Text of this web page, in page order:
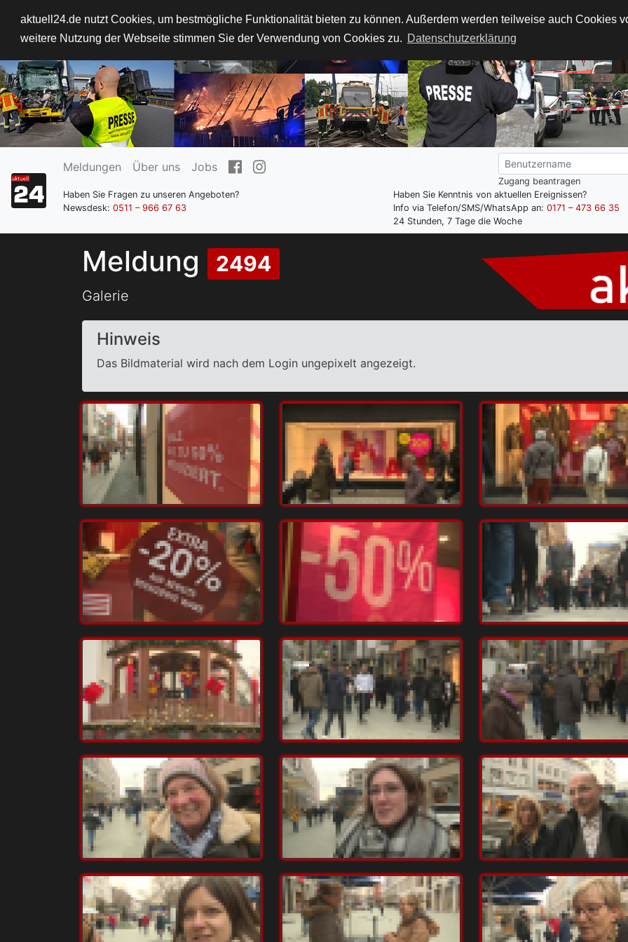
aktuell24.de nutzt Cookies, um bestmögliche Funktionalität bieten zu können. Außerdem werden teilweise auch Cookies
weitere Nutzung der Webseite stimmen Sie der Verwendung von Cookies zu. Datenschutzerklärung
Meldungen Über uns Jobs
Zugang beantragen
Haben Sie Fragen zu unseren Angeboten?
Newsdesk: 0511 – 966 67 63
Haben Sie Kenntnis von aktuellen Ereignissen?
Info via Telefon/SMS/WhatsApp an: 0171 – 473 66 35
24 Stunden, 7 Tage die Woche
Meldung 2494
Galerie
Hinweis
Das Bildmaterial wird nach dem Login ungepixelt angezeigt.